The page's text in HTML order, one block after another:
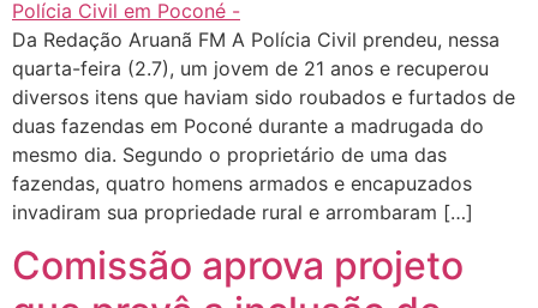
Da Redação Aruanã FM A Polícia Civil prendeu, nessa
quarta-feira (2.7), um jovem de 21 anos e recuperou
diversos itens que haviam sido roubados e furtados de
duas fazendas em Poconé durante a madrugada do
mesmo dia. Segundo o proprietário de uma das
fazendas, quatro homens armados e encapuzados
invadiram sua propriedade rural e arrombaram […]
Comissão aprova projeto